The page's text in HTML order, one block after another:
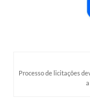
Processo de licitações